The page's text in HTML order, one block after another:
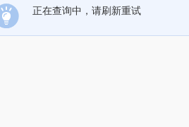
正在查询中，请刷新重试